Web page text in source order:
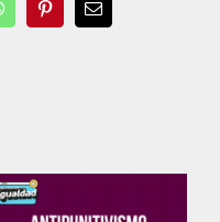
2027-1
PinterestEmail